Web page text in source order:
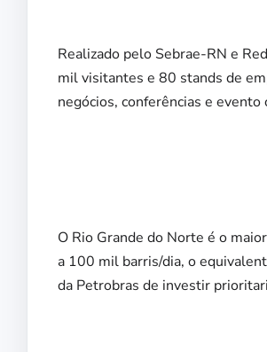
Realizado pelo Sebrae-RN e
mil visitantes e 80 stands de
negócios, conferências e evento
O Rio Grande do Norte é o
a 100 mil barris/dia, o
da Petrobras de investir